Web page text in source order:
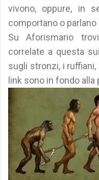
vivono, oppure, in
comportano o
Su Aforismario
correlate a questa
sugli stronzi, i
link sono in fondo alla